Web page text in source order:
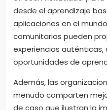
desde el aprendizaje
aplicaciones en el
comunitarias pueden
experiencias
oportunidades de
Además, las
menudo comparten
de caso que ilustran la